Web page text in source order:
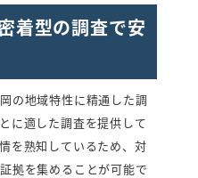
着型の調査で安
の地域特性に精通した調
に適した調査を提供して
を熟知しているため、対
拠を集めることが可能で